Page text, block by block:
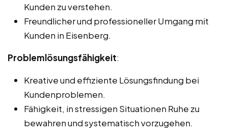
Kunden zu verstehen.
Freundlicher und professioneller Umgang mit
Kunden in Eisenberg.
Problemlösungsfähigkeit:
Kreative und effiziente Lösungsfindung bei
Kundenproblemen.
Fähigkeit, in stressigen Situationen Ruhe zu
bewahren und systematisch vorzugehen.